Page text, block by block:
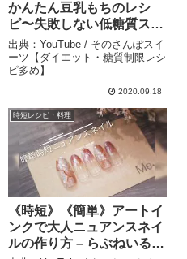
かんたん豆乳もちのレシ
ピ〜失敗しない低糖質スイ
ーツの作り方 – そのさんぽ
スイーツ【ダイエット・糖
質制限レシピ多め】
出典：YouTube / そのさんぽスイ
ーツ【ダイエット・糖質制限レシ
ピ多め】
2020.09.18
時短レシピ・料理
《時短》《簡単》アートイ
ンクで大人ニュアンスネイ
ルの作り方 – らぶねいるチ